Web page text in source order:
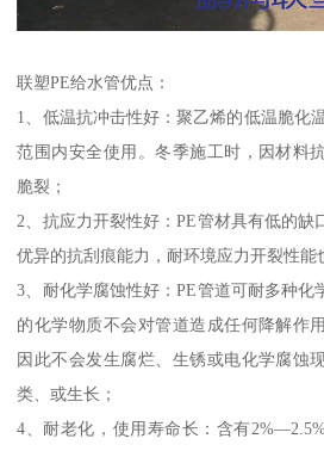
联塑PE给水管优点：
1、低温抗冲击性好：聚乙烯的低温脆
范围内安全使用。冬季施工时，因材料
脆裂；
2、抗应力开裂性好：PE管材具有低的缺
优异的抗刮痕能力，耐环境应力开裂性能
3、耐化学腐蚀性好：PE管道可耐多种化
的化学物质不会对管道造成任何降解作
因此不会发生腐烂、生锈或电化学腐蚀
类、或生长；
4、耐老化，使用寿命长：含有